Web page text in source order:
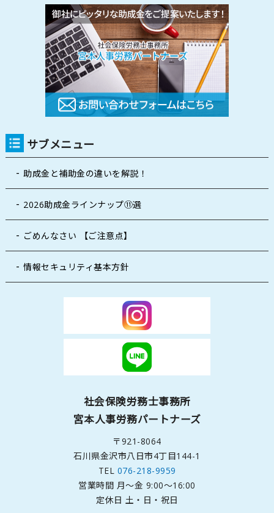
サブメニュー
助成金と補助金の違いを解説！
2026助成金ラインナップ⑪選
ごめんなさい 【ご注意点】
情報セキュリティ基本方針
社会保険労務士事務所
宮本人事労務パートナーズ
〒921-8064
石川県金沢市八日市4丁目144-1
TEL 076-218-9959
営業時間 月～金 9:00～16:00
定休日 土・日・祝日